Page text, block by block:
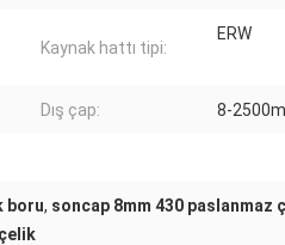
Kaynak hattı tipi:
ERW
Dış çap: 8-
boru, soncap 8mm 430 paslanmaz